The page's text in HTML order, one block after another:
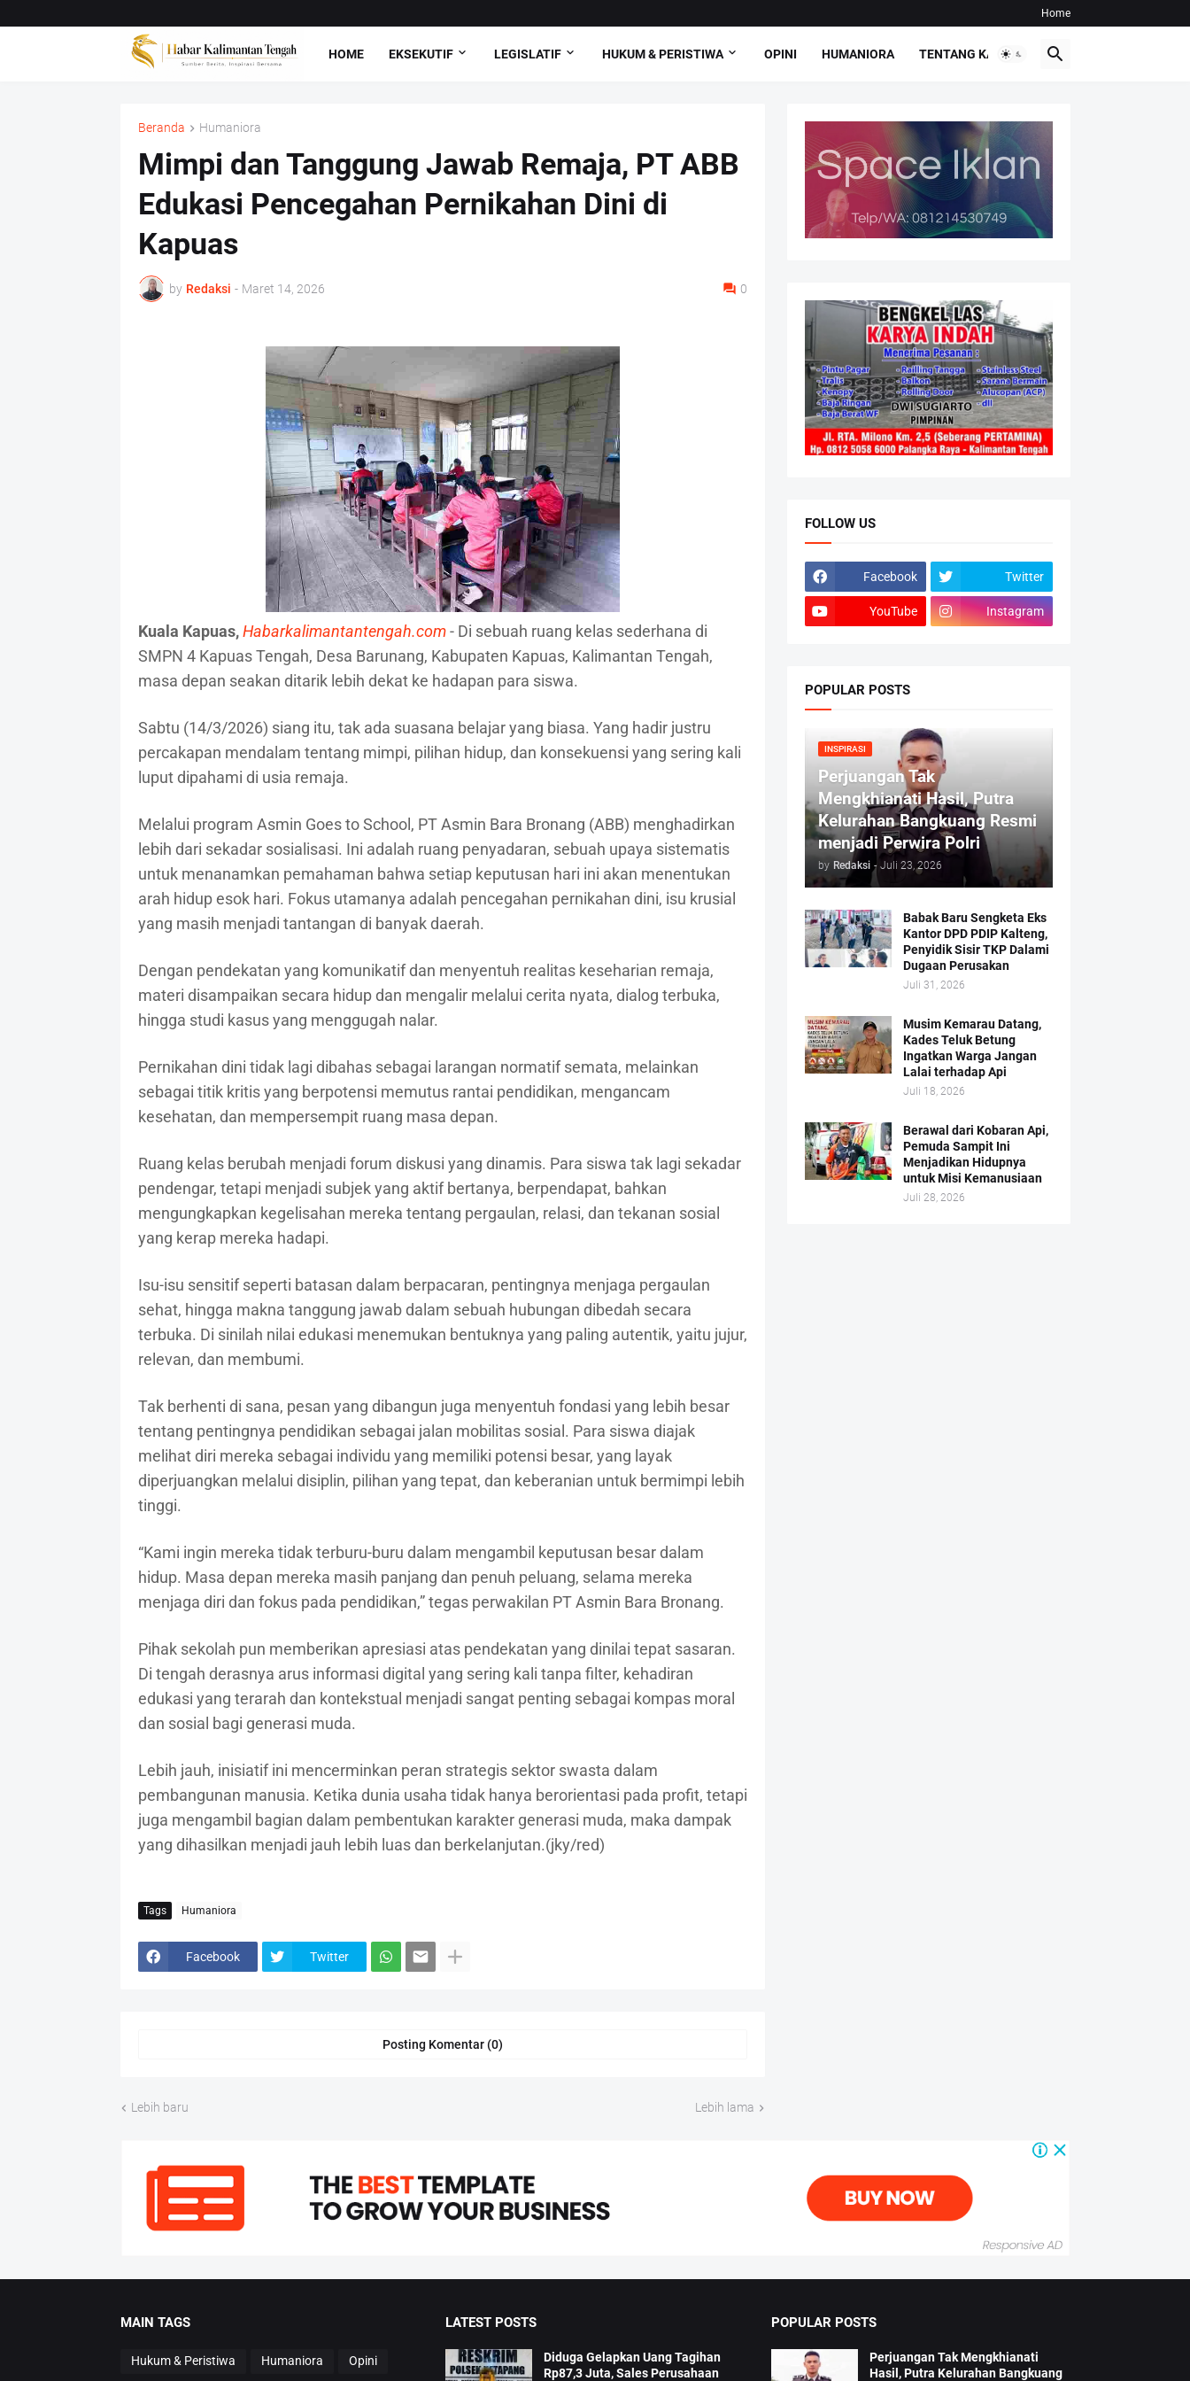
Home
HOME EKSEKUTIF LEGISLATIF HUKUM & PERISTIWA OPINI HUMANIORA TENTANG KAMI
Beranda Humaniora
Mimpi dan Tanggung Jawab Remaja, PT ABB
Edukasi Pencegahan Pernikahan Dini di
Kapuas
by Redaksi - Maret 14, 2026 0
Kuala Kapuas, Habarkalimantantengah.com- Di sebuah ruang kelas sederhana di
SMPN 4 Kapuas Tengah, Desa Barunang, Kabupaten Kapuas, Kalimantan Tengah,
masa depan seakan ditarik lebih dekat ke hadapan para siswa.
Sabtu (14/3/2026) siang itu, tak ada suasana belajar yang biasa. Yang hadir justru
percakapan mendalam tentang mimpi, pilihan hidup, dan konsekuensi yang sering kali
luput dipahami di usia remaja.
Melalui program Asmin Goes to School, PT Asmin Bara Bronang (ABB) menghadirkan
lebih dari sekadar sosialisasi. Ini adalah ruang penyadaran, sebuah upaya sistematis
untuk menanamkan pemahaman bahwa setiap keputusan hari ini akan menentukan
arah hidup esok hari. Fokus utamanya adalah pencegahan pernikahan dini, isu krusial
yang masih menjadi tantangan di banyak daerah.
Dengan pendekatan yang komunikatif dan menyentuh realitas keseharian remaja,
materi disampaikan secara hidup dan mengalir melalui cerita nyata, dialog terbuka,
hingga studi kasus yang menggugah nalar.
Pernikahan dini tidak lagi dibahas sebagai larangan normatif semata, melainkan
sebagai titik kritis yang berpotensi memutus rantai pendidikan, mengancam
kesehatan, dan mempersempit ruang masa depan.
Ruang kelas berubah menjadi forum diskusi yang dinamis. Para siswa tak lagi sekadar
pendengar, tetapi menjadi subjek yang aktif bertanya, berpendapat, bahkan
mengungkapkan kegelisahan mereka tentang pergaulan, relasi, dan tekanan sosial
yang kerap mereka hadapi.
Isu-isu sensitif seperti batasan dalam berpacaran, pentingnya menjaga pergaulan
sehat, hingga makna tanggung jawab dalam sebuah hubungan dibedah secara
terbuka. Di sinilah nilai edukasi menemukan bentuknya yang paling autentik, yaitu jujur,
relevan, dan membumi.
Tak berhenti di sana, pesan yang dibangun juga menyentuh fondasi yang lebih besar
tentang pentingnya pendidikan sebagai jalan mobilitas sosial. Para siswa diajak
melihat diri mereka sebagai individu yang memiliki potensi besar, yang layak
diperjuangkan melalui disiplin, pilihan yang tepat, dan keberanian untuk bermimpi lebih
tinggi.
“Kami ingin mereka tidak terburu-buru dalam mengambil keputusan besar dalam
hidup. Masa depan mereka masih panjang dan penuh peluang, selama mereka
menjaga diri dan fokus pada pendidikan,” tegas perwakilan PT Asmin Bara Bronang.
Pihak sekolah pun memberikan apresiasi atas pendekatan yang dinilai tepat sasaran.
Di tengah derasnya arus informasi digital yang sering kali tanpa filter, kehadiran
edukasi yang terarah dan kontekstual menjadi sangat penting sebagai kompas moral
dan sosial bagi generasi muda.
Lebih jauh, inisiatif ini mencerminkan peran strategis sektor swasta dalam
pembangunan manusia. Ketika dunia usaha tidak hanya berorientasi pada profit, tetapi
juga mengambil bagian dalam pembentukan karakter generasi muda, maka dampak
yang dihasilkan menjadi jauh lebih luas dan berkelanjutan.(jky/red)
Tags Humaniora
Facebook Twitter
Posting Komentar (0)
Lebih baru Lebih lama
FOLLOW US
Facebook Twitter
YouTube Instagram
POPULAR POSTS
INSPIRASI
Perjuangan Tak
Mengkhianati Hasil, Putra
Kelurahan Bangkuang Resmi
menjadi Perwira Polri
by Redaksi - Juli 23, 2026
Babak Baru Sengketa Eks
Kantor DPD PDIP Kalteng,
Penyidik Sisir TKP Dalami
Dugaan Perusakan
Juli 31, 2026
Musim Kemarau Datang,
Kades Teluk Betung
Ingatkan Warga Jangan
Lalai terhadap Api
Juli 18, 2026
Berawal dari Kobaran Api,
Pemuda Sampit Ini
Menjadikan Hidupnya
untuk Misi Kemanusiaan
Juli 28, 2026
MAIN TAGS
Hukum & Peristiwa Humaniora Opini
LATEST POSTS
Diduga Gelapkan Uang Tagihan
Rp87,3 Juta, Sales Perusahaan
POPULAR POSTS
Perjuangan Tak Mengkhianati
Hasil, Putra Kelurahan Bangkuang